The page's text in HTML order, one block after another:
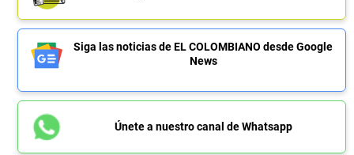
Siga las noticias de EL COLOMBIANO desde Google
News
Únete a nuestro canal de Whatsapp